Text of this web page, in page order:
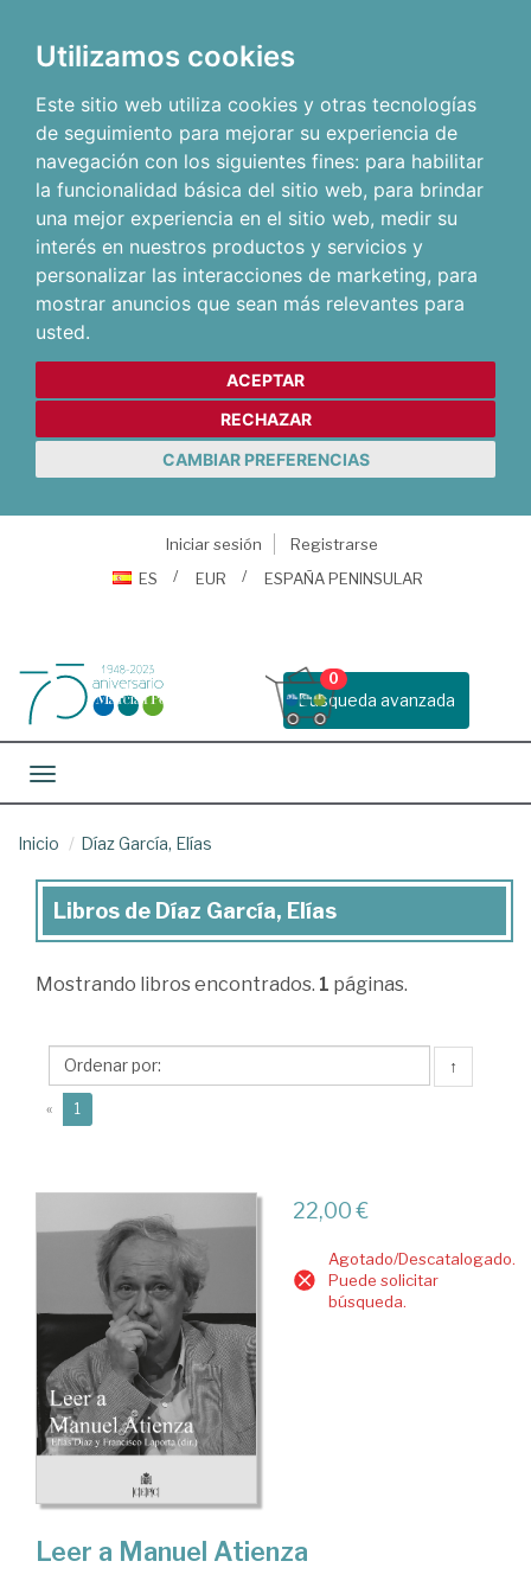
Utilizamos cookies
Este sitio web utiliza cookies y otras tecnologías
de seguimiento para mejorar su experiencia de
navegación con los siguientes fines: para habilitar
la funcionalidad básica del sitio web, para brindar
una mejor experiencia en el sitio web, medir su
interés en nuestros productos y servicios y
personalizar las interacciones de marketing, para
mostrar anuncios que sean más relevantes para
usted.
ACEPTAR
RECHAZAR
CAMBIAR PREFERENCIAS
Iniciar sesión
Registrarse
ES
EUR ESPAÑA PENINSULAR
Busqueda avanzada
0
Toggle navigation
Inicio Díaz García, Elías
Libros
Díaz
Elías
Libros de Díaz García, Elías
Mostrando libros encontrados. 1 páginas.
↑
« 1
22,00 €
Agotado/Descatalogado.
Puede solicitar
búsqueda.
Leer a Manuel Atienza